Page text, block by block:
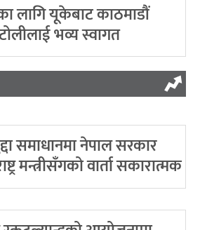
लागि यूकेबाट काठमाडौं
भव्य स्वागत
समाधानमा नेपाल सरकार
मन्त्रीसँगको वार्ता सकारात्मक